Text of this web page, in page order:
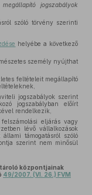
jogszabályok
szóló törvény szerinti
helyébe a következő
személy nyújthat
feltételeit megállapító
jogszabályok szerint
jogszabályban előírt
rendelkezik,
eljárás vagy
lévő vállalkozások
támogatásról szóló
szerint nem minősül
központjainak
49/2007. (VI. 26.) FVM